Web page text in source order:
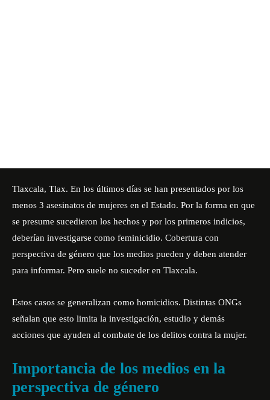
Tlaxcala, Tlax. En los últimos días se han presentados por los
menos 3 asesinatos de mujeres en el Estado. Por la forma en que
se presume sucedieron los hechos y por los primeros indicios,
deberían investigarse como feminicidio. Cobertura con
perspectiva de género que los medios pueden y deben atender
para informar. Pero suele no suceder en Tlaxcala.
Estos casos se generalizan como homicidios. Distintas ONGs
señalan que esto limita la investigación, estudio y demás
acciones que ayuden al combate de los delitos contra la mujer.
Importancia de los medios en la
perspectiva de género